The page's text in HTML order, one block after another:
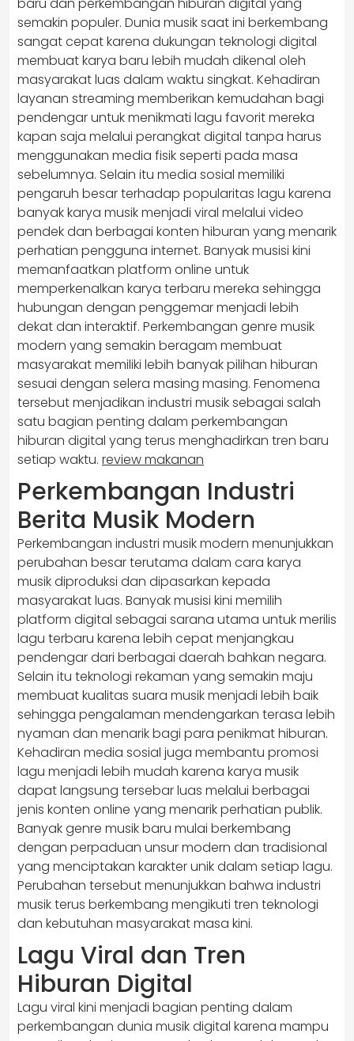
semakin populer. Dunia musik saat ini berkembang
sangat cepat karena dukungan teknologi digital
membuat karya baru lebih mudah dikenal oleh
masyarakat luas dalam waktu singkat. Kehadiran
layanan streaming memberikan kemudahan bagi
pendengar untuk menikmati lagu favorit mereka
kapan saja melalui perangkat digital tanpa harus
menggunakan media fisik seperti pada masa
sebelumnya. Selain itu media sosial memiliki
pengaruh besar terhadap popularitas lagu karena
banyak karya musik menjadi viral melalui video
pendek dan berbagai konten hiburan yang menarik
perhatian pengguna internet. Banyak musisi kini
memanfaatkan platform online untuk
memperkenalkan karya terbaru mereka sehingga
hubungan dengan penggemar menjadi lebih
dekat dan interaktif. Perkembangan genre musik
modern yang semakin beragam membuat
masyarakat memiliki lebih banyak pilihan hiburan
sesuai dengan selera masing masing. Fenomena
tersebut menjadikan industri musik sebagai salah
satu bagian penting dalam perkembangan
hiburan digital yang terus menghadirkan tren baru
setiap waktu. review makanan
Perkembangan Industri
Berita Musik Modern
Perkembangan industri musik modern menunjukkan
perubahan besar terutama dalam cara karya
musik diproduksi dan dipasarkan kepada
masyarakat luas. Banyak musisi kini memilih
platform digital sebagai sarana utama untuk merilis
lagu terbaru karena lebih cepat menjangkau
pendengar dari berbagai daerah bahkan negara.
Selain itu teknologi rekaman yang semakin maju
membuat kualitas suara musik menjadi lebih baik
sehingga pengalaman mendengarkan terasa lebih
nyaman dan menarik bagi para penikmat hiburan.
Kehadiran media sosial juga membantu promosi
lagu menjadi lebih mudah karena karya musik
dapat langsung tersebar luas melalui berbagai
jenis konten online yang menarik perhatian publik.
Banyak genre musik baru mulai berkembang
dengan perpaduan unsur modern dan tradisional
yang menciptakan karakter unik dalam setiap lagu.
Perubahan tersebut menunjukkan bahwa industri
musik terus berkembang mengikuti tren teknologi
dan kebutuhan masyarakat masa kini.
Lagu Viral dan Tren
Hiburan Digital
Lagu viral kini menjadi bagian penting dalam
perkembangan dunia musik digital karena mampu